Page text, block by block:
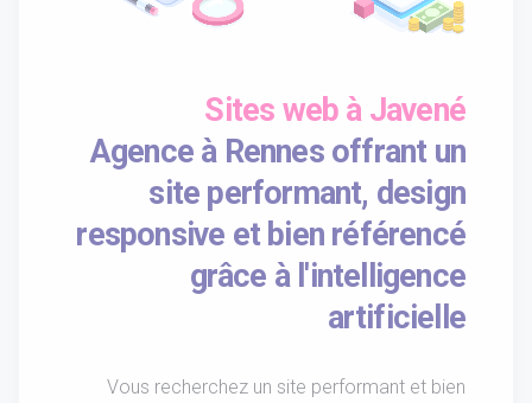
Sites web à Javené
Agence à Rennes offrant un
site performant, design
responsive et bien référencé
grâce à l'intelligence
artificielle
Vous recherchez un site performant et bien